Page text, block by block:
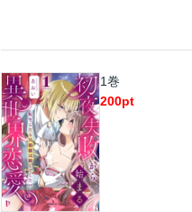
う！ しかも大好きな推し・ア
と結婚！？溺愛転生ファンタジ
1巻
200pt